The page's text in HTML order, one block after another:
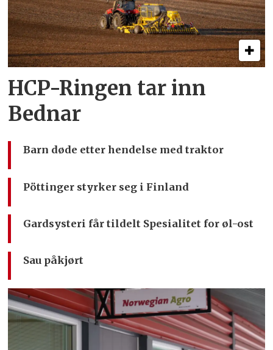
HCP-Ringen tar inn
Bednar
Barn døde etter hendelse med traktor
Pöttinger styrker seg i Finland
Gardsysteri får tildelt Spesialitet for øl-ost
Sau påkjørt